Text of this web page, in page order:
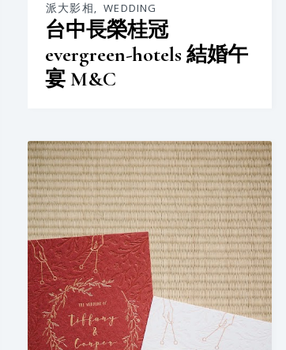
派大影相, WEDDING
台中長榮桂冠
evergreen-hotels 結婚午
宴 M&C